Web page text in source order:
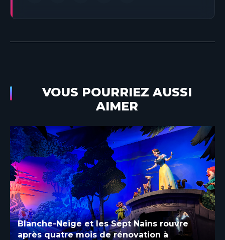
VOUS POURRIEZ AUSSI
AIMER
Blanche-Neige et les Sept Nains rouvre
après quatre mois de rénovation à